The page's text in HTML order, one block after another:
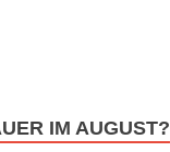
IM AUGUST?